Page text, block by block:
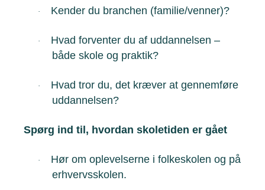
· Kender du branchen (familie/venner)?
·
Hvad forventer du af uddannelsen –
både skole og praktik?
·
Hvad tror du, det kræver at gennemføre
uddannelsen?
Spørg ind til, hvordan skoletiden er gået
·
Hør om oplevelserne i folkeskolen og på
erhvervsskolen.